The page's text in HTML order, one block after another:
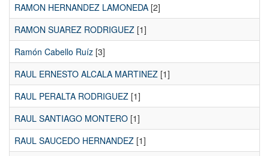
RAMON HERNANDEZ LAMONEDA [2]
RAMON SUAREZ RODRIGUEZ [1]
Ramón Cabello Ruíz [3]
RAUL ERNESTO ALCALA MARTINEZ [1]
RAUL PERALTA RODRIGUEZ [1]
RAUL SANTIAGO MONTERO [1]
RAUL SAUCEDO HERNANDEZ [1]